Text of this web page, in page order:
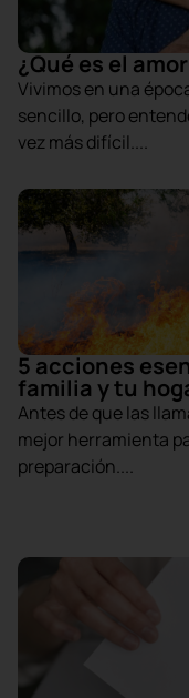
¿Qué es el
Vivimos en una
sencillo, pero
vez más difícil....
5 acciones
familia y tu
Antes de que las
mejor herramienta
preparación....